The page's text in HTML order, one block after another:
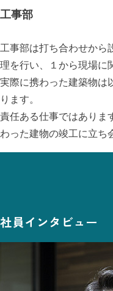
工事部
工事部は打ち合わせから
理を行い、１から現場に
実際に携わった建築物は
ります。
責任ある仕事ではありま
わった建物の竣工に立ち
社員インタビュー